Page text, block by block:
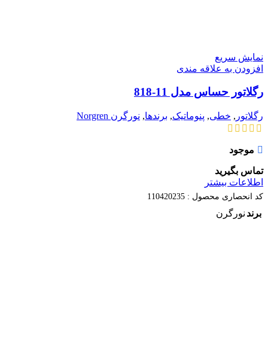
نمایش سریع
افزودن به علاقه مندی
رگلاتور حساس مدل 11-818
رگلاتور , خطی, پنوماتیک, برندها, نورگرن Norgren
موجود
تماس بگیرید
اطلاعات بیشتر
کد انحصاری محصول : 110420235
برند نورگرن